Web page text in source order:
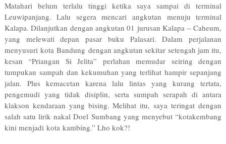
Matahari belum terlalu tinggi ketika saya sampai di terminal
Leuwipanjang. Lalu segera mencari angkutan menuju terminal
Kalapa. Dilanjutkan dengan angkutan 01 jurusan Kalapa – Caheum,
yang melewati depan pasar buku Palasari. Dalam perjalanan
menyusuri kota Bandung dengan angkutan sekitar setengah jam itu,
kesan “Priangan Si Jelita” perlahan memudar seiring dengan
tumpukan sampah dan kekumuhan yang terlihat hampir sepanjang
jalan. Plus kemacetan karena lalu lintas yang kurang tertata,
pengemudi yang tidak disiplin, serta sumpah serapah di antara
klakson kendaraan yang bising. Melihat itu, saya teringat dengan
salah satu lirik nakal Doel Sumbang yang menyebut “kotakembang
kini menjadi kota kambing.” Lho kok?!